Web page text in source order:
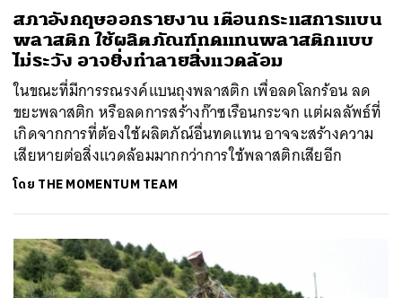
สภาอังกฤษออกรายงาน เตือนกระแสการแบน
พลาสติก ใช้ผลิตภัณฑ์ทดแทนพลาสติกแบบ
ไม่ระวัง อาจยิ่งทำลายสิ่งแวดล้อม
ในขณะที่มีการรณรงค์แบนถุงพลาสติก เพื่อลดโลกร้อน ลด
ขยะพลาสติก หรือลดการสร้างก๊าซเรือนกระจก แต่ผลลัพธ์ที่
เกิดจากการที่ต้องใช้ผลิตภัณ์อื่นทดแทน อาจจะสร้างความ
เสียหายต่อสิ่งแวดล้อมมากกว่าการใช้พลาสติกเสียอีก
โดย THE MOMENTUM TEAM